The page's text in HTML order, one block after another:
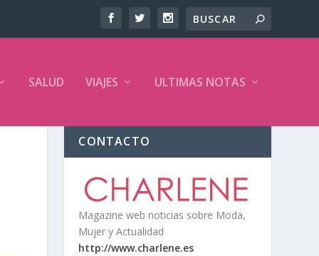
SALUD VIAJES ULTIMAS NOTAS
CONTACTO
Magazine web noticias sobre Moda,
Mujer y Actualidad
http://www.charlene.es